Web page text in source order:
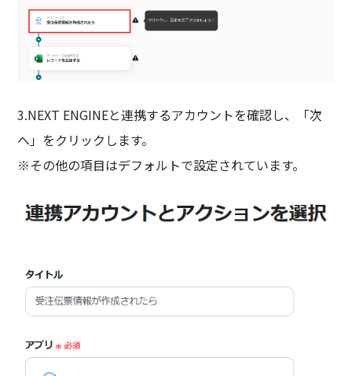
3.NEXT ENGINEと連携するアカウントを確認し、「次
へ」をクリックします。
※その他の項目はデフォルトで設定されています。